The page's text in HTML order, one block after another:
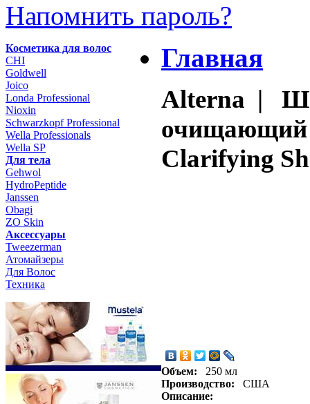
Напомнить пароль?
Косметика для волос
CHI
Goldwell
Joico
Londa Professional
Nioxin
Schwarzkopf Professional
Wella Professionals
Wella SP
Для тела
Gehwol
HydroPeptide
Janssen
Obagi
ZO Skin
Aксессуары
Tweezerman
Атомайзеры
Для Волос
Техника
Главная
Alterna |
очищающий
Clarifying
Объем:
250 мл
Производство:
США
Описание: